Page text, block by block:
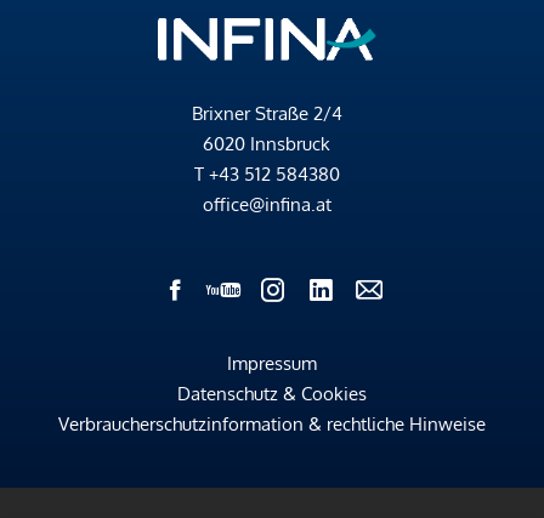
Brixner Straße 2/4
6020 Innsbruck
T +43 512 584380
office@infina.at
Impressum
Datenschutz & Cookies
Verbraucherschutzinformation & rechtliche Hinweise